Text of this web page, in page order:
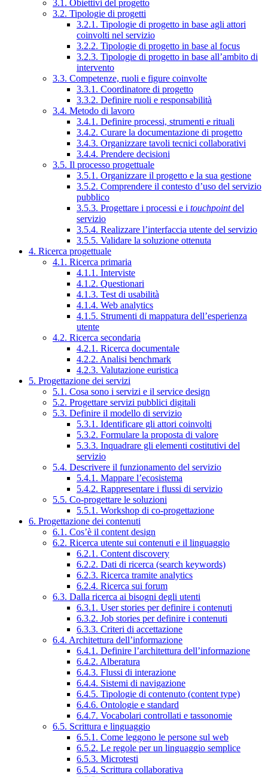
3.1. Obiettivi del progetto
3.2. Tipologie di progetti
3.2.1. Tipologie di progetto in base agli attori
coinvolti nel servizio
3.2.2. Tipologie di progetto in base al focus
3.2.3. Tipologie di progetto in base all’ambito di
intervento
3.3. Competenze, ruoli e figure coinvolte
3.3.1. Coordinatore di progetto
3.3.2. Definire ruoli e responsabilità
3.4. Metodo di lavoro
3.4.1. Definire processi, strumenti e rituali
3.4.2. Curare la documentazione di progetto
3.4.3. Organizzare tavoli tecnici collaborativi
3.4.4. Prendere decisioni
3.5. Il processo progettuale
3.5.1. Organizzare il progetto e la sua gestione
3.5.2. Comprendere il contesto d’uso del servizio
pubblico
3.5.3. Progettare i processi e i touchpointdel
servizio
3.5.4. Realizzare l’interfaccia utente del servizio
3.5.5. Validare la soluzione ottenuta
4. Ricerca progettuale
4.1. Ricerca primaria
4.1.1. Interviste
4.1.2. Questionari
4.1.3. Test di usabilità
4.1.4. Web analytics
4.1.5. Strumenti di mappatura dell’esperienza
utente
4.2. Ricerca secondaria
4.2.1. Ricerca documentale
4.2.2. Analisi benchmark
4.2.3. Valutazione euristica
5. Progettazione dei servizi
5.1. Cosa sono i servizi e il service design
5.2. Progettare servizi pubblici digitali
5.3. Definire il modello di servizio
5.3.1. Identificare gli attori coinvolti
5.3.2. Formulare la proposta di valore
5.3.3. Inquadrare gli elementi costitutivi del
servizio
5.4. Descrivere il funzionamento del servizio
5.4.1. Mappare l’ecosistema
5.4.2. Rappresentare i flussi di servizio
5.5. Co-progettare le soluzioni
5.5.1. Workshop di co-progettazione
6. Progettazione dei contenuti
6.1. Cos’è il content design
6.2. Ricerca utente sui contenuti e il linguaggio
6.2.1. Content discovery
6.2.2. Dati di ricerca (search keywords)
6.2.3. Ricerca tramite analytics
6.2.4. Ricerca sui forum
6.3. Dalla ricerca ai bisogni degli utenti
6.3.1. User stories per definire i contenuti
6.3.2. Job stories per definire i contenuti
6.3.3. Criteri di accettazione
6.4. Architettura dell’informazione
6.4.1. Definire l’architettura dell’informazione
6.4.2. Alberatura
6.4.3. Flussi di interazione
6.4.4. Sistemi di navigazione
6.4.5. Tipologie di contenuto (content type)
6.4.6. Ontologie e standard
6.4.7. Vocabolari controllati e tassonomie
6.5. Scrittura e linguaggio
6.5.1. Come leggono le persone sul web
6.5.2. Le regole per un linguaggio semplice
6.5.3. Microtesti
6.5.4. Scrittura collaborativa